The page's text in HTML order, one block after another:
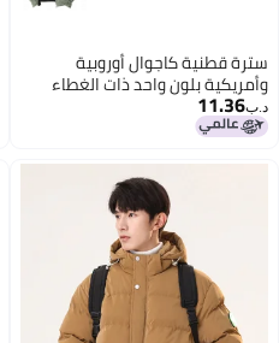
سترة قطنية كاجوال أوروبية
وأمريكية بلون واحد ذات الغطاء
للرجال مبطنة بالفليس ذات السستير
وجيوب
د.ب‏11.36